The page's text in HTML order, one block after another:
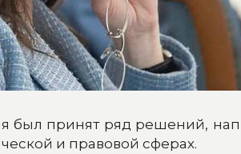
был принят ряд решений,
и правовой сферах.